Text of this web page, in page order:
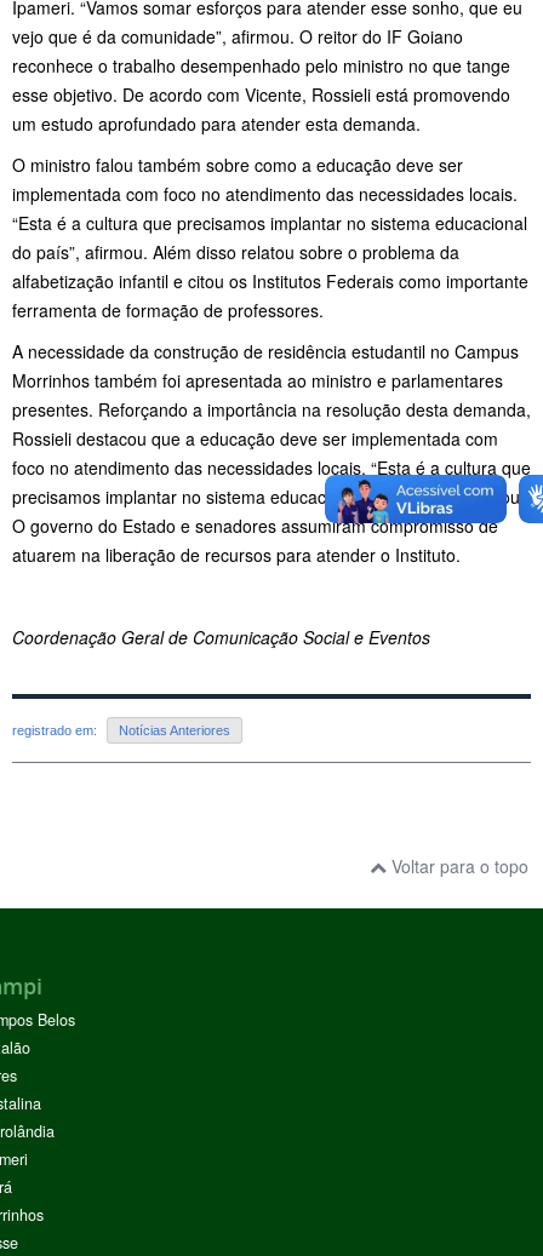
Ipameri. “Vamos somar esforços para atender esse sonho, que eu
vejo que é da comunidade”, afirmou. O reitor do IF Goiano
reconhece o trabalho desempenhado pelo ministro no que tange
esse objetivo. De acordo com Vicente, Rossieli está promovendo
um estudo aprofundado para atender esta demanda.
O ministro falou também sobre como a educação deve ser
implementada com foco no atendimento das necessidades locais.
“Esta é a cultura que precisamos implantar no sistema educacional
do país”, afirmou. Além disso relatou sobre o problema da
alfabetização infantil e citou os Institutos Federais como importante
ferramenta de formação de professores.
A necessidade da construção de residência estudantil no Campus
Morrinhos também foi apresentada ao ministro e parlamentares
presentes. Reforçando a importância na resolução desta demanda,
Rossieli destacou que a educação deve ser implementada com
foco no atendimento das necessidades locais. “Esta é a cultura que
precisamos implantar no sistema educacional do país”, completou.
O governo do Estado e senadores assumiram compromisso de
atuarem na liberação de recursos para atender o Instituto.
Coordenação Geral de Comunicação Social e Eventos
registrado em: Notícias Anteriores
Voltar para o topo
Belos